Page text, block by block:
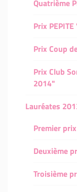
Quatrième
Prix
Prix Coup
Prix Club
2014"
Lauréates
Premier
Deuxième
Troisième